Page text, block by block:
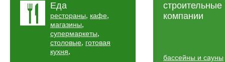
Еда
рестораны, кафе,
магазины,
супермаркеты,
столовые, готовая
кухня,
строительные
компании
бассейны и сауны